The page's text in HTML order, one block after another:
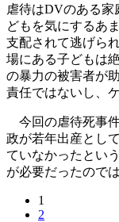
虐待はDVのある
どもを気にするあ
支配されて逃げら
場にある子どもは
の暴力の被害者が
責任ではないし、
今回の虐待死事
政が若年出産とし
ていなかったとい
が必要だったので
1
2